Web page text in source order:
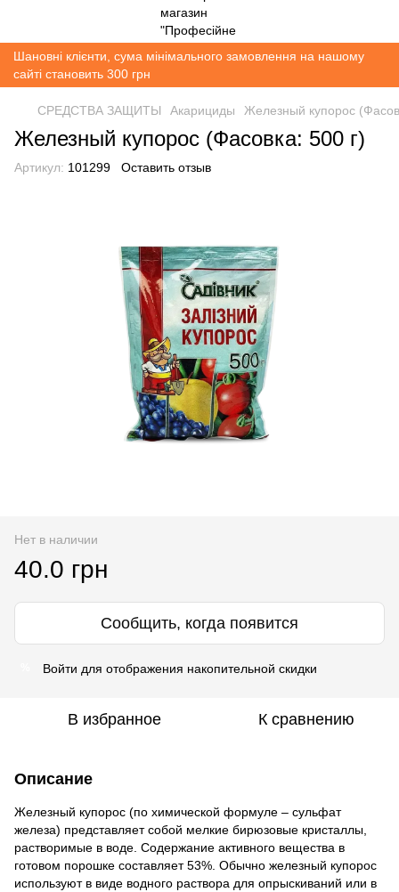
Шановні клієнти, сума мінімального замовлення на нашому
сайті становить 300 грн
СРЕДСТВА ЗАЩИТЫ Акарициды Железный купорос
Железный купорос (Фасовка: 500 г)
Артикул: 101299 Оставить отзыв
Нет в наличии
40.0 грн
Сообщить, когда появится
Войти для отображения накопительной скидки
В избранное К сравнению
Описание
Железный купорос (по химической формуле – сульфат
железа) представляет собой мелкие бирюзовые кристаллы,
растворимые в воде. Содержание активного вещества в
готовом порошке составляет 53%. Обычно железный купорос
используют в виде водного раствора для опрыскиваний или в